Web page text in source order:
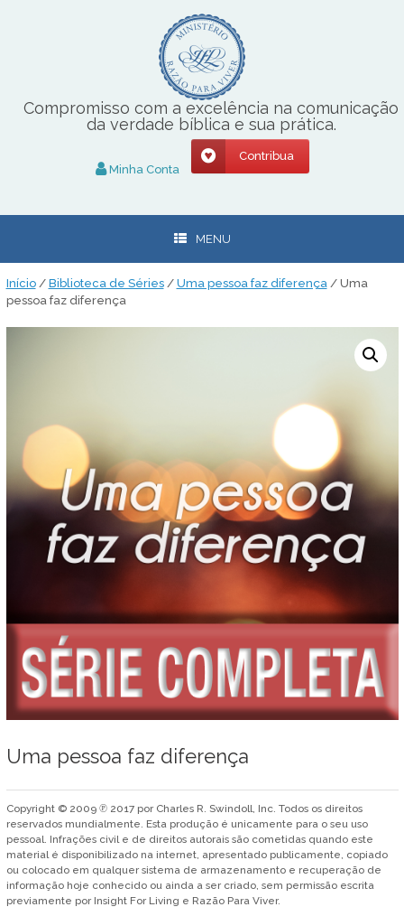
Compromisso com a excelência na comunicação
da verdade bíblica e sua prática.
Minha Conta
Contribua
MENU
Início/ Biblioteca de Séries/ Uma pessoa faz diferença / Uma
pessoa faz diferença
Uma pessoa faz diferença
Copyright © 2009 ℗ 2017 por Charles R. Swindoll, Inc. Todos os direitos
reservados mundialmente. Esta produção é unicamente para o seu uso
pessoal. Infrações civil e de direitos autorais são cometidas quando este
material é disponibilizado na internet, apresentado publicamente, copiado
ou colocado em qualquer sistema de armazenamento e recuperação de
informação hoje conhecido ou ainda a ser criado, sem permissão escrita
previamente por Insight For Living e Razão Para Viver.